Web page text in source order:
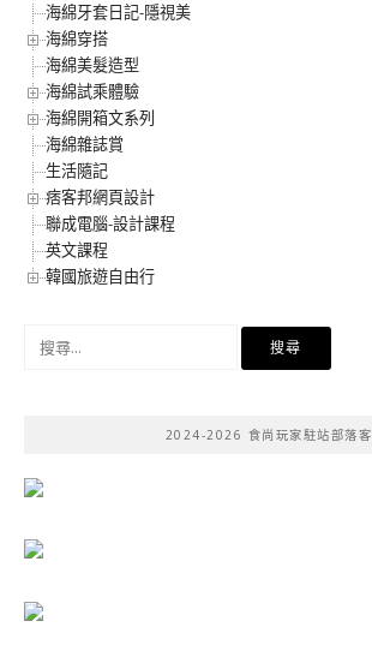
海綿牙套日記-隱視美
海綿穿搭
海綿美髮造型
海綿試乘體驗
海綿開箱文系列
海綿雜誌賞
生活隨記
痞客邦網頁設計
聯成電腦-設計課程
英文課程
韓國旅遊自由行
2024-2026 食尚玩家駐站部落客